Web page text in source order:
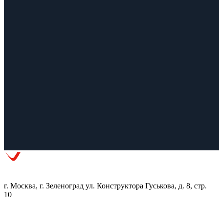
г. Москва, г. Зеленоград ул. Конструктора Гуськова, д. 8, стр.
10